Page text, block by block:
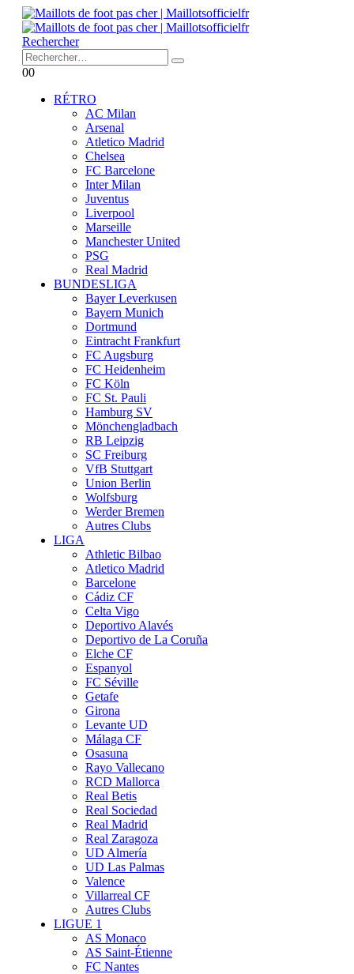
Rechercher
00
RÉTRO
AC Milan
Arsenal
Atletico Madrid
Chelsea
FC Barcelone
Inter Milan
Juventus
Liverpool
Marseille
Manchester United
PSG
Real Madrid
BUNDESLIGA
Bayer Leverkusen
Bayern Munich
Dortmund
Eintracht Frankfurt
FC Augsburg
FC Heidenheim
FC Köln
FC St. Pauli
Hamburg SV
Mönchengladbach
RB Leipzig
SC Freiburg
VfB Stuttgart
Union Berlin
Wolfsburg
Werder Bremen
Autres Clubs
LIGA
Athletic Bilbao
Atletico Madrid
Barcelone
Cádiz CF
Celta Vigo
Deportivo Alavés
Deportivo de La Coruña
Elche CF
Espanyol
FC Séville
Getafe
Girona
Levante UD
Málaga CF
Osasuna
Rayo Vallecano
RCD Mallorca
Real Betis
Real Sociedad
Real Madrid
Real Zaragoza
UD Almería
UD Las Palmas
Valence
Villarreal CF
Autres Clubs
LIGUE 1
AS Monaco
AS Saint-Étienne
FC Nantes